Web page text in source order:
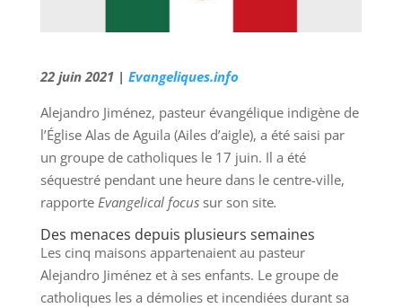
22 juin 2021 | Evangeliques.info
Alejandro Jiménez, pasteur évangélique indigène de
l’Église Alas de Aguila (Ailes d’aigle), a été saisi par
un groupe de catholiques le 17 juin. Il a été
séquestré pendant une heure dans le centre-ville,
rapporte Evangelical focus sur son site.
Des menaces depuis plusieurs semaines
Les cinq maisons appartenaient au pasteur
Alejandro Jiménez et à ses enfants. Le groupe de
catholiques les a démolies et incendiées durant sa